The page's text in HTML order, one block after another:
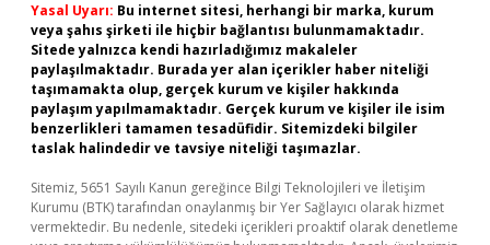
Yasal Uyarı: Bu internet sitesi, herhangi bir marka, kurum
veya şahıs şirketi ile hiçbir bağlantısı bulunmamaktadır.
Sitede yalnızca kendi hazırladığımız makaleler
paylaşılmaktadır. Burada yer alan içerikler haber niteliği
taşımamakta olup, gerçek kurum ve kişiler hakkında
paylaşım yapılmamaktadır. Gerçek kurum ve kişiler ile isim
benzerlikleri tamamen tesadüfidir. Sitemizdeki bilgiler
taslak halindedir ve tavsiye niteliği taşımazlar.
Sitemiz, 5651 Sayılı Kanun gereğince Bilgi Teknolojileri ve İletişim
Kurumu (BTK) tarafından onaylanmış bir Yer Sağlayıcı olarak hizmet
vermektedir. Bu nedenle, sitedeki içerikleri proaktif olarak denetleme